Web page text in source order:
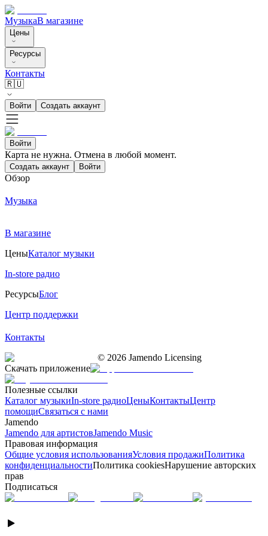
МузыкаВ магазине
Цены
Ресурсы
Контакты
🇷🇺
Войти Создать аккаунт
Войти
Карта не нужна. Отмена в любой момент.
Создать аккаунт Войти
Обзор
Музыка
В магазине
ЦеныКаталог музыки
In-store радио
РесурсыБлог
Центр поддержки
Контакты
© 2026 Jamendo Licensing
Скачать приложение
Полезные ссылки
Каталог музыкиIn-store радиоЦеныКонтактыЦентр
помощиСвязаться с нами
Jamendo
Jamendo для артистовJamendo Music
Правовая информация
Общие условия использованияУсловия продажиПолитика
конфиденциальностиПолитика cookiesНарушение авторских
прав
Подписаться